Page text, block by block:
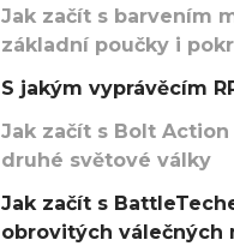
Jak začít s barvením
základní poučky i
S jakým vyprávěcím
Jak začít s Bolt
druhé světové války
Jak začít s
obrovitých válečných